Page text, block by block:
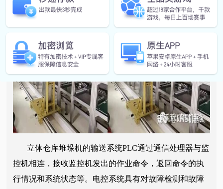
立体仓库堆垛机的输送系统PLC通过通信处理器与监
控机相连，接收监控机发出的作业命令，返回命令的执
行情况和系统状态等。电控系统具有对故障检测和故障